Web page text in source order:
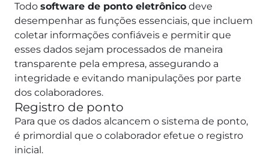
Todo software de ponto eletrônico deve
desempenhar as funções essenciais, que incluem
coletar informações confiáveis e permitir que
esses dados sejam processados de maneira
transparente pela empresa, assegurando a
integridade e evitando manipulações por parte
dos colaboradores.
Registro de ponto
Para que os dados alcancem o sistema de ponto,
é primordial que o colaborador efetue o registro
inicial.